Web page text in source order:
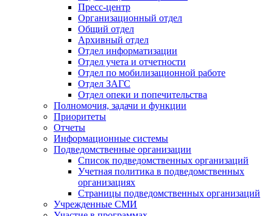
Пресс-центр
Организационный отдел
Общий отдел
Архивный отдел
Отдел информатизации
Отдел учета и отчетности
Отдел по мобилизационной работе
Отдел ЗАГС
Отдел опеки и попечительства
Полномочия, задачи и функции
Приоритеты
Отчеты
Информационные системы
Подведомственные организации
Список подведомственных организаций
Учетная политика в подведомственных
организациях
Страницы подведомственных организаций
Учрежденные СМИ